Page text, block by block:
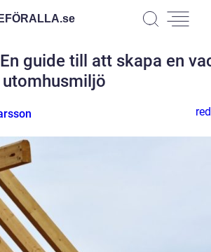
se
guide till att skapa en
utomhusmiljö